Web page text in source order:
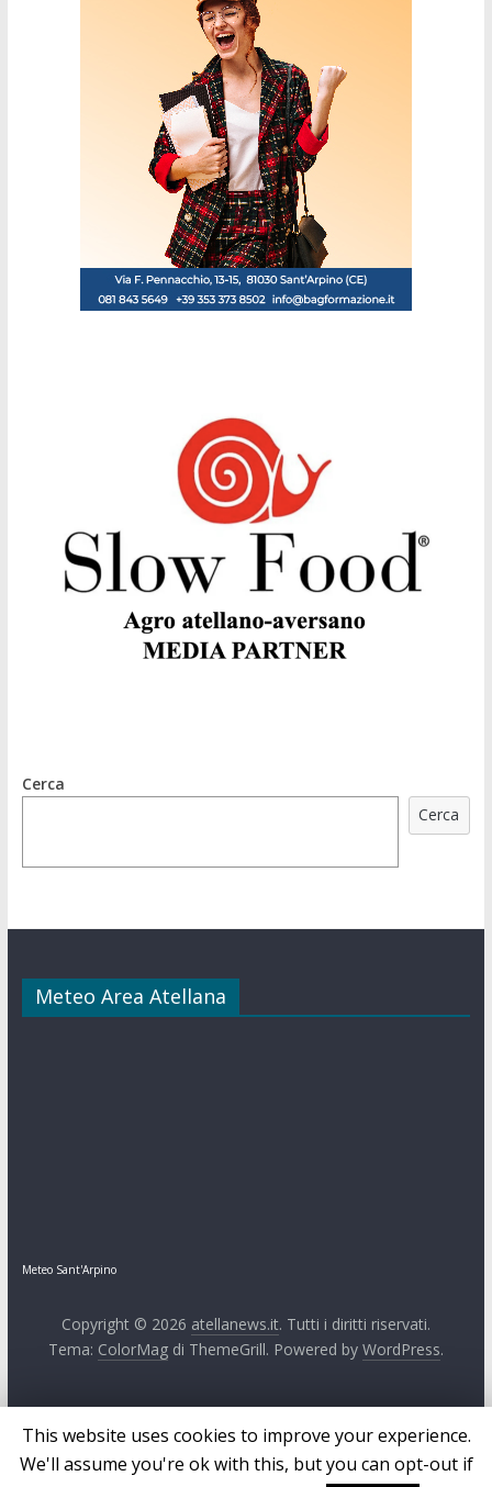
Cerca
Cerca
Meteo Area Atellana
Meteo Sant'Arpino
Copyright © 2026 atellanews.it. Tutti i diritti riservati.
Tema: ColorMagdi ThemeGrill. Powered by WordPress.
This website uses cookies to improve your experience.
We'll assume you're ok with this, but you can opt-out if